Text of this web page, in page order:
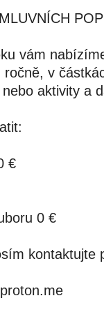
vám
v
aktivity a
€
0 €
kontaktujte